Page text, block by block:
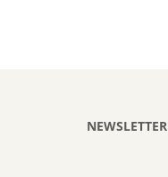
NEWSLETTER